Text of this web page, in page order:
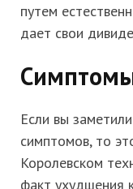
путем
дает свои
Если вы
симптомов, то
Королевском
факт ухудшения